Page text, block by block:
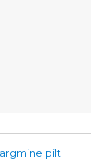
pilt